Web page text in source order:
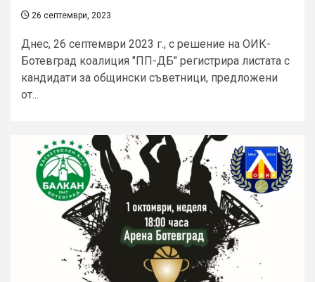
26 септември, 2023
Днес, 26 септември 2023 г., с решение на ОИК-
Ботевград коалиция "ПП-ДБ" регистрира листата с
кандидати за общински съветници, предложени
от...